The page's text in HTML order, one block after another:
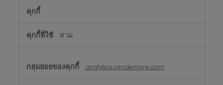
สาม
analytics.vendemore.com